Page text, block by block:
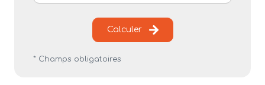
Calculer
* Champs obligatoires